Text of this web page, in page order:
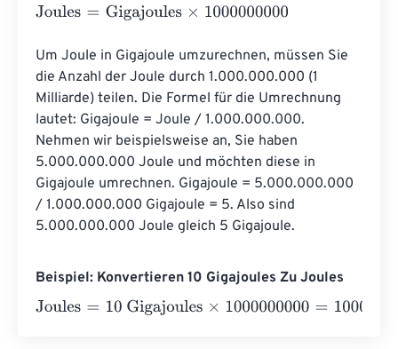
Joules= Gigajoules×1000000000
Um Joule in Gigajoule umzurechnen, müssen Sie
die Anzahl der Joule durch 1.000.000.000 (1
Milliarde) teilen. Die Formel für die Umrechnung
lautet: Gigajoule = Joule / 1.000.000.000.
Nehmen wir beispielsweise an, Sie haben
5.000.000.000 Joule und möchten diese in
Gigajoule umrechnen. Gigajoule = 5.000.000.000
/ 1.000.000.000 Gigajoule = 5. Also sind
5.000.000.000 Joule gleich 5 Gigajoule.
Beispiel: Konvertieren 10 Gigajoules Zu Joules
Joules= 10 Gigajoules×1000000000=10000000000